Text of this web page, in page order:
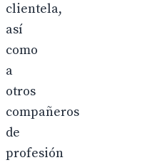
clientela,
así
como
a
otros
compañeros
de
profesión